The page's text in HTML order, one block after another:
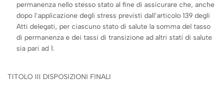
permanenza nello stesso stato al fine di assicurare che, anche
dopo l’applicazione degli stress previsti dall’articolo 139 degli
Atti delegati, per ciascuno stato di salute la somma del tasso
di permanenza e dei tassi di transizione ad altri stati di salute
sia pari ad 1.
TITOLO III DISPOSIZIONI FINALI